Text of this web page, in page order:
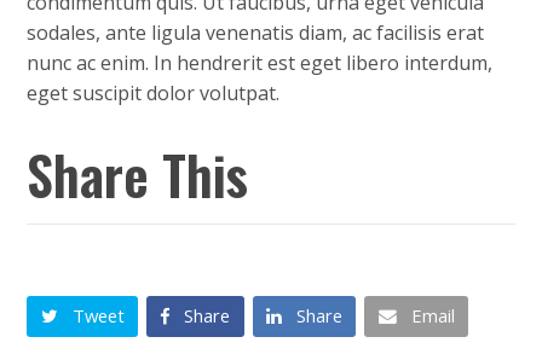
sodales, ante ligula venenatis diam, ac facilisis erat
nunc ac enim. In hendrerit est eget libero interdum,
eget suscipit dolor volutpat.
Share This
Tweet Share Share Email